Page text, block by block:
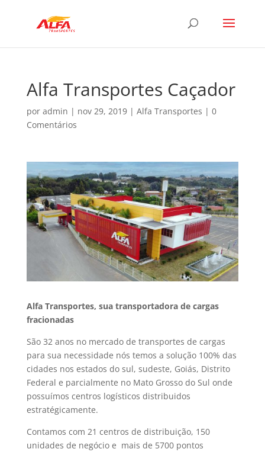
Alfa Transportes Caçador
por admin | nov 29, 2019| Alfa Transportes | 0
Comentários
Alfa Transportes, sua transportadora de cargas
fracionadas
São 32 anos no mercado de transportes de cargas
para sua necessidade nós temos a solução 100% das
cidades nos estados do sul, sudeste, Goiás, Distrito
Federal e parcialmente no Mato Grosso do Sul onde
possuímos centros logísticos distribuidos
estratégicamente.
Contamos com 21 centros de distribuição, 150
unidades de negócio e mais de 5700 pontos